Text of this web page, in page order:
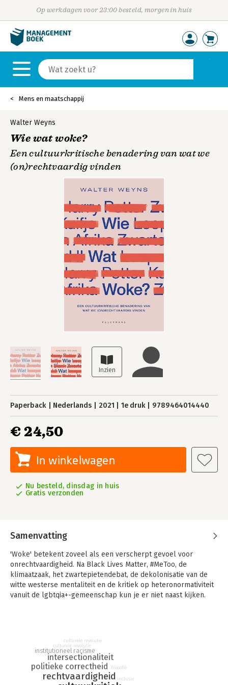
Op werkdagen voor 23:00 besteld, morgen in huis
Mens en maatschappij
Walter Weyns
Wie wat woke?
Een cultuurkritische benadering van wat we
(on)rechtvaardig vinden
Paperback Nederlands 2021 1e druk 9789464014440
€ 24,50
In winkelwagen
Nu besteld, dinsdag in huis
Gratis verzonden
Samenvatting
'Woke' betekent zoveel als een verscherpt gevoel voor
onrechtvaardigheid. Na Black Lives Matter, #MeToo, de
klimaatzaak, het zwartepietendebat, de dekolonisatie van de
witte westerse mentaliteit en de kritiek op heteronormativiteit
vanuit de lgbtqia+-gemeenschap kun je er niet naast kijken.
gezuiverd. Universiteiten, gezaghebbende media en bedrijven
zijn als de dood voor een misstap.
Wie wat woke? geeft duiding en analyse bij hoe we vandaag
naar (on)rechtvaardigheid kijken. Waar komt de wokecultuur
rechtvaardigheid
politieke correctheid
intersectionaliteit
institutioneel racisme
filosofie
inclusie
culturele revolutie
culturele revolutie